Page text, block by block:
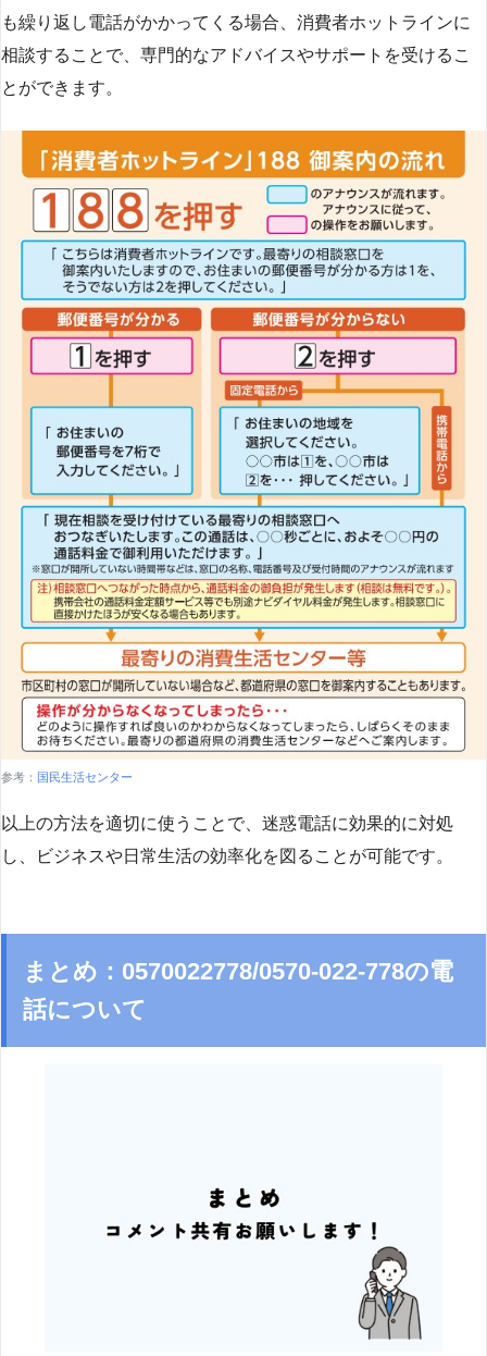
も繰り返し電話がかかってくる場合、消費者ホットラインに
相談することで、専門的なアドバイスやサポートを受けるこ
とができます​​。
参考： 国民生活センター
以上の方法を適切に使うことで、迷惑電話に効果的に対処
し、ビジネスや日常生活の効率化を図ることが可能です。
まとめ：0570022778/0570-022-778の電
話について